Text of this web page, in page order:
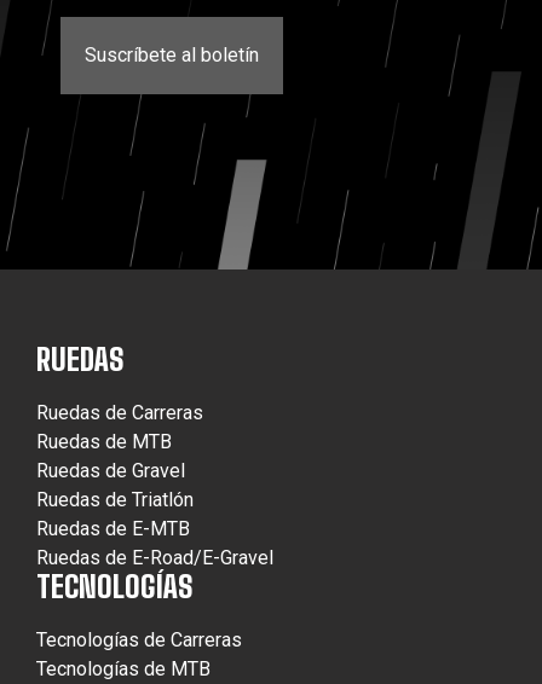
Suscríbete al boletín
RUEDAS
Ruedas de Carreras
Ruedas de MTB
Ruedas de Gravel
Ruedas de Triatlón
Ruedas de E-MTB
Ruedas de E-Road/E-Gravel
TECNOLOGÍAS
Tecnologías de Carreras
Tecnologías de MTB